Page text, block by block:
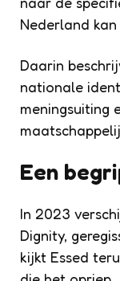
Nederland
Daarin
nationale
meningsuiting
Een
In 2023
Dignity,
kijkt Essed